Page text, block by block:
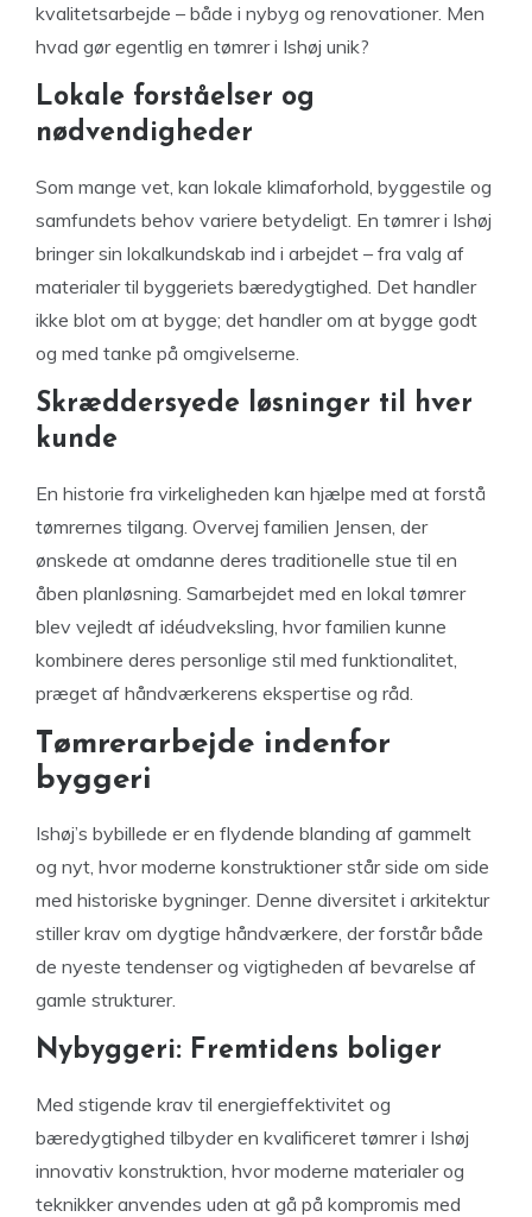
kvalitetsarbejde – både i nybyg og renovationer. Men
hvad gør egentlig en tømrer i Ishøj unik?
Lokale forståelser og
nødvendigheder
Som mange vet, kan lokale klimaforhold, byggestile og
samfundets behov variere betydeligt. En tømrer i Ishøj
bringer sin lokalkundskab ind i arbejdet – fra valg af
materialer til byggeriets bæredygtighed. Det handler
ikke blot om at bygge; det handler om at bygge godt
og med tanke på omgivelserne.
Skræddersyede løsninger til hver
kunde
En historie fra virkeligheden kan hjælpe med at forstå
tømrernes tilgang. Overvej familien Jensen, der
ønskede at omdanne deres traditionelle stue til en
åben planløsning. Samarbejdet med en lokal tømrer
blev vejledt af idéudveksling, hvor familien kunne
kombinere deres personlige stil med funktionalitet,
præget af håndværkerens ekspertise og råd.
Tømrerarbejde indenfor
byggeri
Ishøj’s bybillede er en flydende blanding af gammelt
og nyt, hvor moderne konstruktioner står side om side
med historiske bygninger. Denne diversitet i arkitektur
stiller krav om dygtige håndværkere, der forstår både
de nyeste tendenser og vigtigheden af bevarelse af
gamle strukturer.
Nybyggeri: Fremtidens boliger
Med stigende krav til energieffektivitet og
bæredygtighed tilbyder en kvalificeret tømrer i Ishøj
innovativ konstruktion, hvor moderne materialer og
teknikker anvendes uden at gå på kompromis med